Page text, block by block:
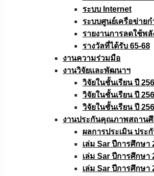
ระบบ Internet
ระบบศูนย์เครือข่าย
รายงานการลดใช้พ
รางวัลที่ได้รับ 65-68
งานความร่วมมือ
งานวิจัยเเละพัฒนาฯ
วิจัยในชั้นเรียน ปี
วิจัยในชั้นเรียน ปี
วิจัยในชั้นเรียน ปี
งานประกันคุณภาพสถาน
ผลการประเมิน ปร
เล่ม Sar ปีการศึกษา
เล่ม Sar ปีการศึกษา
เล่ม Sar ปีการศึกษา